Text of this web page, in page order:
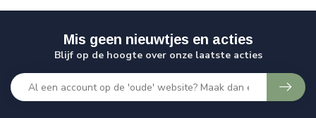
Mis geen nieuwtjes en acties
Blijf op de hoogte over onze laatste acties